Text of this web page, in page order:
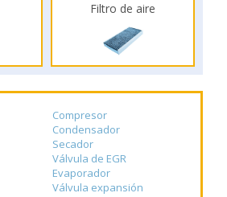
Filtro de aire
Compresor
Condensador
Secador
Válvula de EGR
Evaporador
Válvula expansión